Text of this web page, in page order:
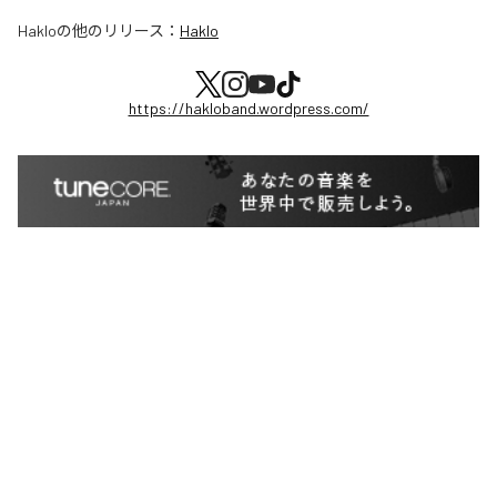
Hakloの他のリリース： Haklo
https://hakloband.wordpress.com/